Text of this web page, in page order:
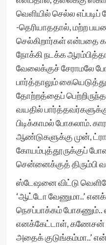
வெளியில் செல்ல
-தெரியாததால், மற்ற
செல்கிறார்கள் என்பதை
நோக்கி நடக்க
வேலைக்குச் சேராமலே
பார்த்தாலும்
தோற்றத்தைப்
வயதில்
பிடிக்காமல் போகலாம்.
ஆண்டுகளுக்கு முன்,
கோயம்புத்தூருக்குப்
சென்னைக்குத் திரும்பி
ஸ்டேஷனை விட்டு
‘ஆட்டோ வேணுமா..’
நெசப்பாக்கம் போகணும்..
எனக்கேட்டாள், கணேசன்
அதைக் குடுங்கம்மா..’